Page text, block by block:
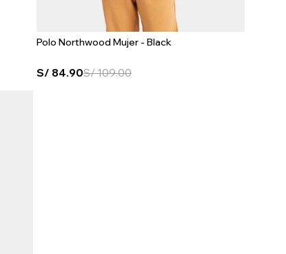
Polo Northwood Mujer - Black
S/ 84.90S/109.00